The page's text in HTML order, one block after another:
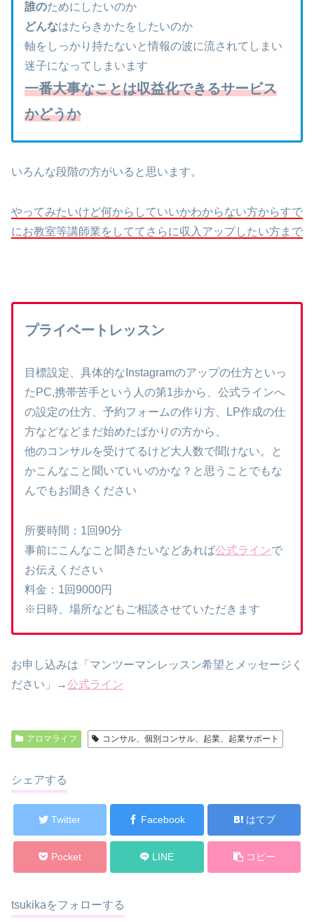
誰のためにしたいのか
どんなはたらきかたをしたいのか
軸をしっかり持たないと情報の波に流されてしまい
迷子になってしまいます
一番大事なことは収益化できるサービス
かどうか
いろんな段階の方がいると思います。
やってみたいけど何からしていいかわからない方からすで
にお教室等講師業をしててさらに収入アップしたい方まで
プライベートレッスン
目標設定、具体的なInstagramのアップの仕方といっ
たPC,携帯苦手という人の第1歩から、公式ラインへ
の設定の仕方、予約フォームの作り方、LP作成の仕
方などなどまだ始めたばかりの方から、
他のコンサルを受けてるけど大人数で聞けない。と
かこんなこと聞いていいのかな？と思うことでもな
んでもお聞きください
所要時間：1回90分
事前にこんなこと聞きたいなどあれば公式ラインで
お伝えください
料金：1回9000円
※日時、場所などもご相談させていただきます
お申し込みは「マンツーマンレッスン希望とメッセージく
ださい」→公式ライン
アロマライフ コンサル、個別コンサル、起業、起業サポート
シェアする
Twitter Facebook はてブ
Pocket LINE コピー
tsukikaをフォローする